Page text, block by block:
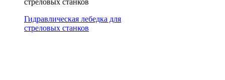
Гидравлическая лебедка для
стреловых станков